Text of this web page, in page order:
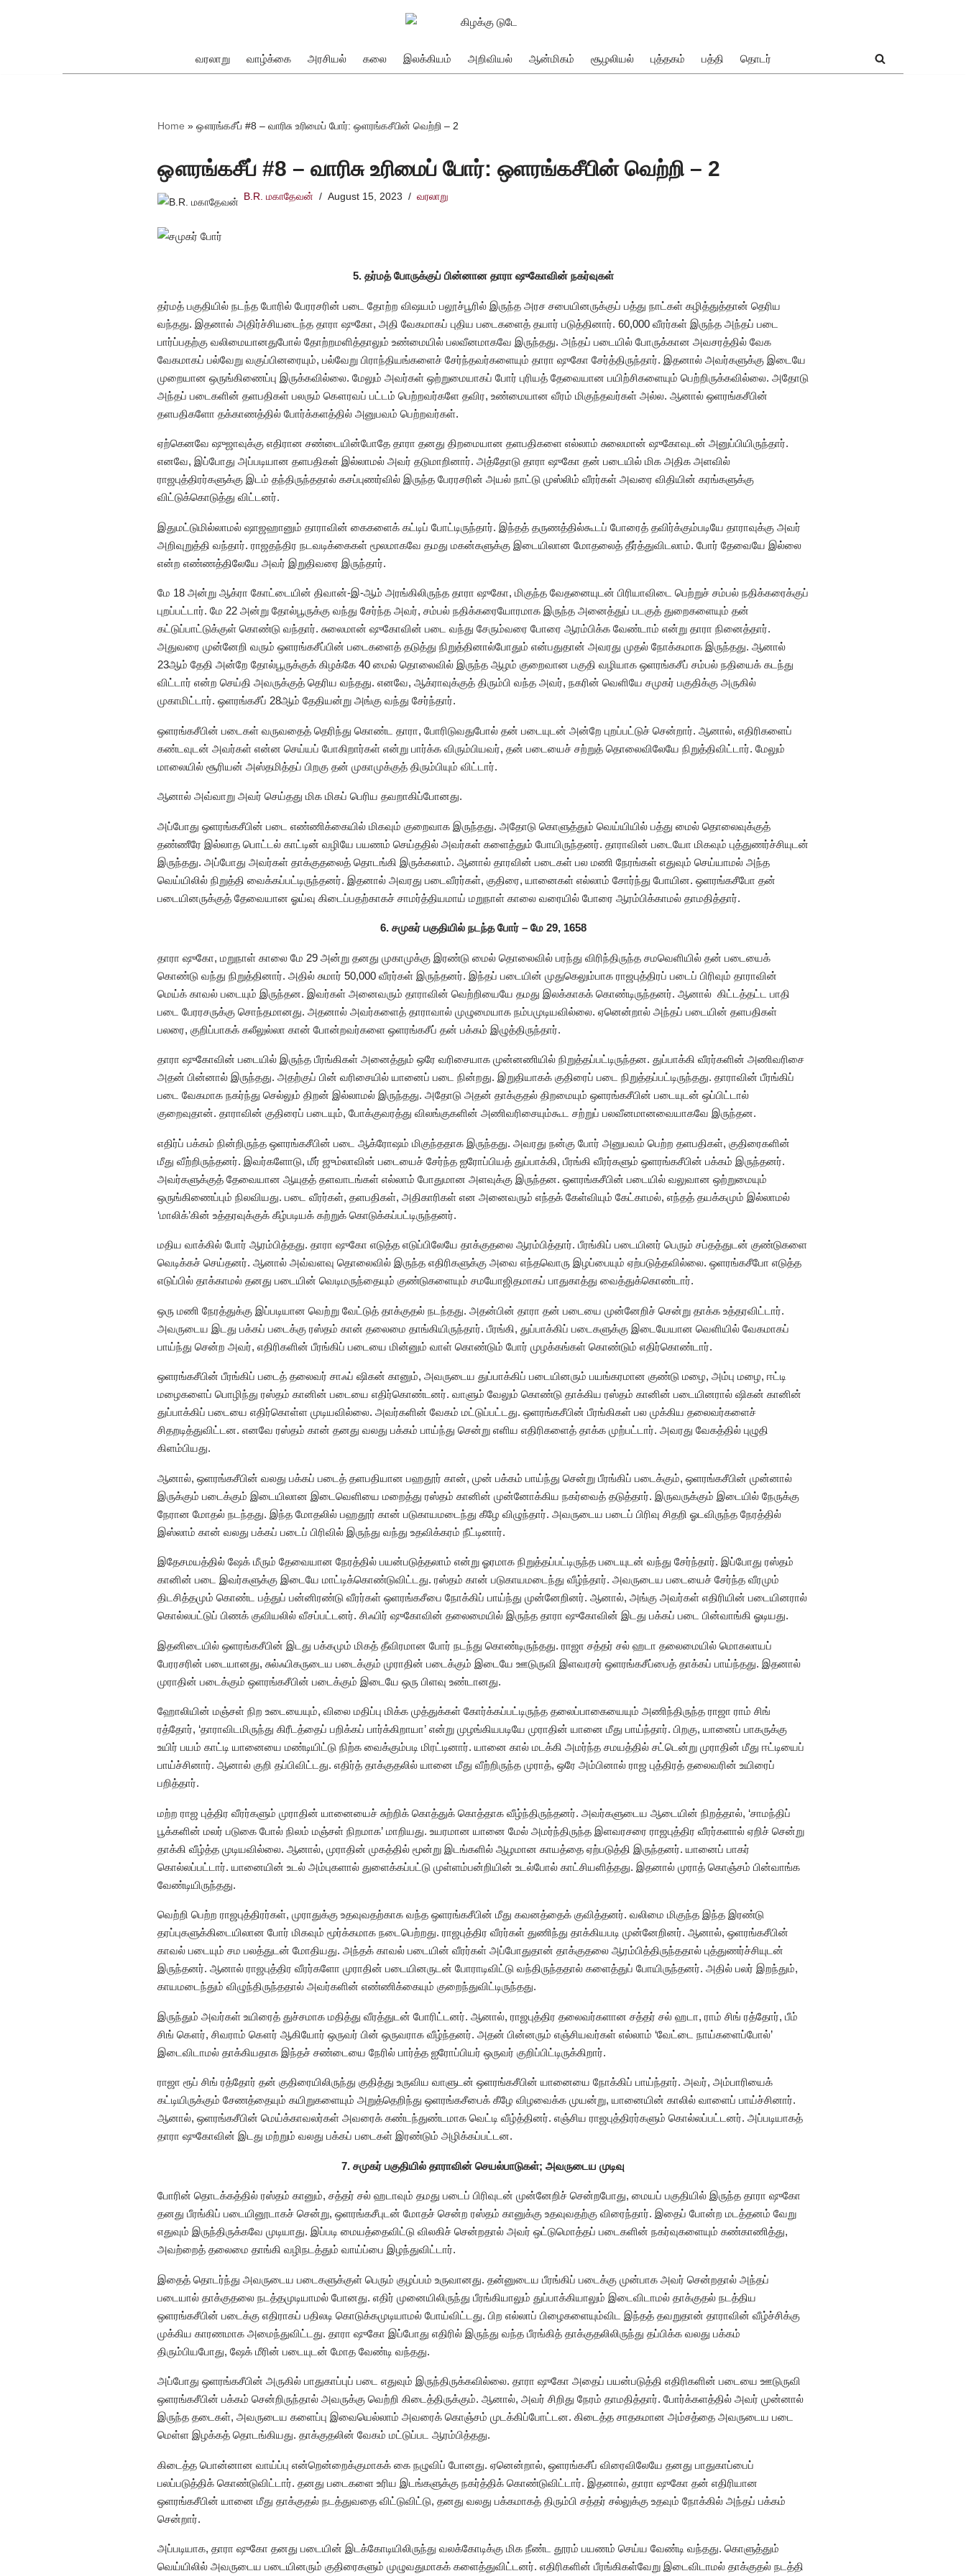
வரலாறு வாழ்க்கை அரசியல் கலை இலக்கியம் அறிவியல் ஆன்மிகம் சூழலியல் புத்தகம் பத்தி தொடர்
Home » ஔரங்கசீப் #8 – வாரிசு உரிமைப் போர்: ஒளரங்கசீபின் வெற்றி – 2
ஔரங்கசீப் #8 – வாரிசு உரிமைப் போர்: ஒளரங்கசீபின் வெற்றி – 2
B.R. மகாதேவன் August 15, 2023 வரலாறு
5. தர்மத் போருக்குப் பின்னான தாரா ஷுகோவின் நகர்வுகள்
தர்மத் பகுதியில் நடந்த போரில் பேரரசரின் படை தோற்ற விஷயம் பலூச்பூரில் இருந்த அரச சபையினருக்குப் பத்து நாட்கள் கழித்துத்தான் தெரிய
வந்தது. இதனால் அதிர்ச்சியடைந்த தாரா ஷுகோ, அதி வேகமாகப் புதிய படைகளைத் தயார் படுத்தினார். 60,000 வீரர்கள் இருந்த அந்தப் படை
பார்ப்பதற்கு வலிமையானதுபோல் தோற்றமளித்தாலும் உண்மையில் பலவீனமாகவே இருந்தது. அந்தப் படையில் போருக்கான அவசரத்தில் வேக
வேகமாகப் பல்வேறு வகுப்பினரையும், பல்வேறு பிராந்தியங்களைச் சேர்ந்தவர்களையும் தாரா ஷுகோ சேர்த்திருந்தார். இதனால் அவர்களுக்கு இடையே
முறையான ஒருங்கிணைப்பு இருக்கவில்லை. மேலும் அவர்கள் ஒற்றுமையாகப் போர் புரியத் தேவையான பயிற்சிகளையும் பெற்றிருக்கவில்லை. அதோடு
அந்தப் படைகளின் தளபதிகள் பலரும் கௌரவப் பட்டம் பெற்றவர்களே தவிர, உண்மையான வீரம் மிகுந்தவர்கள் அல்ல. ஆனால் ஒளரங்கசீபின்
தளபதிகளோ தக்காணத்தில் போர்க்களத்தில் அனுபவம் பெற்றவர்கள்.
ஏற்கெனவே ஷுஜாவுக்கு எதிரான சண்டையின்போதே தாரா தனது திறமையான தளபதிகளை எல்லாம் சுலைமான் ஷுகோவுடன் அனுப்பியிருந்தார்.
எனவே, இப்போது அப்படியான தளபதிகள் இல்லாமல் அவர் தடுமாறினார். அத்தோடு தாரா ஷுகோ தன் படையில் மிக அதிக அளவில்
ராஜபுத்திரர்களுக்கு இடம் தந்திருந்ததால் கசப்புணர்வில் இருந்த பேரரசரின் அயல் நாட்டு முஸ்லிம் வீரர்கள் அவரை விதியின் கரங்களுக்கு
விட்டுக்கொடுத்து விட்டனர்.
இதுமட்டுமில்லாமல் ஷாஜஹானும் தாராவின் கைகளைக் கட்டிப் போட்டிருந்தார். இந்தத் தருணத்தில்கூடப் போரைத் தவிர்க்கும்படியே தாராவுக்கு அவர்
அறிவுறுத்தி வந்தார். ராஜதந்திர நடவடிக்கைகள் மூலமாகவே தமது மகன்களுக்கு இடையிலான மோதலைத் தீர்த்துவிடலாம். போர் தேவையே இல்லை
என்ற எண்ணத்திலேயே அவர் இறுதிவரை இருந்தார்.
மே 18 அன்று ஆக்ரா கோட்டையின் திவான்-இ-ஆம் அரங்கிலிருந்த தாரா ஷுகோ, மிகுந்த வேதனையுடன் பிரியாவிடை பெற்றுச் சம்பல் நதிக்கரைக்குப்
புறப்பட்டார். மே 22 அன்று தோல்பூருக்கு வந்து சேர்ந்த அவர், சம்பல் நதிக்கரையோரமாக இருந்த அனைத்துப் படகுத் துறைகளையும் தன்
கட்டுப்பாட்டுக்குள் கொண்டு வந்தார். சுலைமான் ஷுகோவின் படை வந்து சேரும்வரை போரை ஆரம்பிக்க வேண்டாம் என்று தாரா நினைத்தார்.
அதுவரை முன்னேறி வரும் ஒளரங்கசீப்பின் படைகளைத் தடுத்து நிறுத்தினால்போதும் என்பதுதான் அவரது முதல் நோக்கமாக இருந்தது. ஆனால்
23ஆம் தேதி அன்றே தோல்பூருக்குக் கிழக்கே 40 மைல் தொலைவில் இருந்த ஆழம் குறைவான பகுதி வழியாக ஒளரங்கசீப் சம்பல் நதியைக் கடந்து
விட்டார் என்ற செய்தி அவருக்குத் தெரிய வந்தது. எனவே, ஆக்ராவுக்குத் திரும்பி வந்த அவர், நகரின் வெளியே சமுகர் பகுதிக்கு அருகில்
முகாமிட்டார். ஒளரங்கசீப் 28ஆம் தேதியன்று அங்கு வந்து சேர்ந்தார்.
ஒளரங்கசீபின் படைகள் வருவதைத் தெரிந்து கொண்ட தாரா, போரிடுவதுபோல் தன் படையுடன் அன்றே புறப்பட்டுச் சென்றார். ஆனால், எதிரிகளைப்
கண்டவுடன் அவர்கள் என்ன செய்யப் போகிறார்கள் என்று பார்க்க விரும்பியவர், தன் படையைச் சற்றுத் தொலைவிலேயே நிறுத்திவிட்டார். மேலும்
மாலையில் சூரியன் அஸ்தமித்தப் பிறகு தன் முகாமுக்குத் திரும்பியும் விட்டார்.
ஆனால் அவ்வாறு அவர் செய்தது மிக மிகப் பெரிய தவறாகிப்போனது.
அப்போது ஒளரங்கசீபின் படை எண்ணிக்கையில் மிகவும் குறைவாக இருந்தது. அதோடு கொளுத்தும் வெய்யியில் பத்து மைல் தொலைவுக்குத்
தண்ணீரே இல்லாத பொட்டல் காட்டின் வழியே பயணம் செய்ததில் அவர்கள் களைத்தும் போயிருந்தனர். தாராவின் படையோ மிகவும் புத்துணர்ச்சியுடன்
இருந்தது. அப்போது அவர்கள் தாக்குதலைத் தொடங்கி இருக்கலாம். ஆனால் தாரவின் படைகள் பல மணி நேரங்கள் எதுவும் செய்யாமல் அந்த
வெய்யிலில் நிறுத்தி வைக்கப்பட்டிருந்தனர். இதனால் அவரது படைவீரர்கள், குதிரை, யானைகள் எல்லாம் சோர்ந்து போயின. ஒளரங்கசீபோ தன்
படையினருக்குத் தேவையான ஓய்வு கிடைப்பதற்காகச் சாமர்த்தியமாய் மறுநாள் காலை வரையில் போரை ஆரம்பிக்காமல் தாமதித்தார்.
6. சமுகர் பகுதியில் நடந்த போர் – மே 29, 1658
தாரா ஷுகோ, மறுநாள் காலை மே 29 அன்று தனது முகாமுக்கு இரண்டு மைல் தொலைவில் பரந்து விரிந்திருந்த சமவெளியில் தன் படையைக்
கொண்டு வந்து நிறுத்தினார். அதில் சுமார் 50,000 வீரர்கள் இருந்தனர். இந்தப் படையின் முதுகெலும்பாக ராஜபுத்திரப் படைப் பிரிவும் தாராவின்
மெய்க் காவல் படையும் இருந்தன. இவர்கள் அனைவரும் தாராவின் வெற்றியையே தமது இலக்காகக் கொண்டிருந்தனர். ஆனால் கிட்டத்தட்ட பாதி
படை பேரரசருக்கு சொந்தமானது. அதனால் அவர்களைத் தாராவால் முழுமையாக நம்பமுடியவில்லை. ஏனென்றால் அந்தப் படையின் தளபதிகள்
பலரை, குறிப்பாகக் கலீலுல்லா கான் போன்றவர்களை ஒளரங்கசீப் தன் பக்கம் இழுத்திருந்தார்.
தாரா ஷுகோவின் படையில் இருந்த பீரங்கிகள் அனைத்தும் ஒரே வரிசையாக முன்னணியில் நிறுத்தப்பட்டிருந்தன. துப்பாக்கி வீரர்களின் அணிவரிசை
அதன் பின்னால் இருந்தது. அதற்குப் பின் வரிசையில் யானைப் படை நின்றது. இறுதியாகக் குதிரைப் படை நிறுத்தப்பட்டிருந்தது. தாராவின் பீரங்கிப்
படை வேகமாக நகர்ந்து செல்லும் திறன் இல்லாமல் இருந்தது. அதோடு அதன் தாக்குதல் திறமையும் ஒளரங்கசீபின் படையுடன் ஒப்பிட்டால்
குறைவுதான். தாராவின் குதிரைப் படையும், போக்குவரத்து விலங்குகளின் அணிவரிசையும்கூட சற்றுப் பலவீனமானவையாகவே இருந்தன.
எதிர்ப் பக்கம் நின்றிருந்த ஒளரங்கசீபின் படை ஆக்ரோஷம் மிகுந்ததாக இருந்தது. அவரது நன்கு போர் அனுபவம் பெற்ற தளபதிகள், குதிரைகளின்
மீது வீற்றிருந்தனர். இவர்களோடு, மீர் ஜும்லாவின் படையைச் சேர்ந்த ஐரோப்பியத் துப்பாக்கி, பீரங்கி வீரர்களும் ஒளரங்கசீபின் பக்கம் இருந்தனர்.
அவர்களுக்குத் தேவையான ஆயுதத் தளவாடங்கள் எல்லாம் போதுமான அளவுக்கு இருந்தன. ஒளரங்கசீபின் படையில் வலுவான ஒற்றுமையும்
ஒருங்கிணைப்பும் நிலவியது. படை வீரர்கள், தளபதிகள், அதிகாரிகள் என அனைவரும் எந்தக் கேள்வியும் கேட்காமல், எந்தத் தயக்கமும் இல்லாமல்
‘மாலிக்’கின் உத்தரவுக்குக் கீழ்படியக் கற்றுக் கொடுக்கப்பட்டிருந்தனர்.
மதிய வாக்கில் போர் ஆரம்பித்தது. தாரா ஷுகோ எடுத்த எடுப்பிலேயே தாக்குதலை ஆரம்பித்தார். பீரங்கிப் படையினர் பெரும் சப்தத்துடன் குண்டுகளை
வெடிக்கச் செய்தனர். ஆனால் அவ்வளவு தொலைவில் இருந்த எதிரிகளுக்கு அவை எந்தவொரு இழப்பையும் ஏற்படுத்தவில்லை. ஒளரங்கசீபோ எடுத்த
எடுப்பில் தாக்காமல் தனது படையின் வெடிமருந்தையும் குண்டுகளையும் சமயோஜிதமாகப் பாதுகாத்து வைத்துக்கொண்டார்.
ஒரு மணி நேரத்துக்கு இப்படியான வெற்று வேட்டுத் தாக்குதல் நடந்தது. அதன்பின் தாரா தன் படையை முன்னேறிச் சென்று தாக்க உத்தரவிட்டார்.
அவருடைய இடது பக்கப் படைக்கு ரஸ்தம் கான் தலைமை தாங்கியிருந்தார். பீரங்கி, துப்பாக்கிப் படைகளுக்கு இடையேயான வெளியில் வேகமாகப்
பாய்ந்து சென்ற அவர், எதிரிகளின் பீரங்கிப் படையை மின்னும் வாள் கொண்டும் போர் முழக்கங்கள் கொண்டும் எதிர்கொண்டார்.
ஒளரங்கசீபின் பீரங்கிப் படைத் தலைவர் சாஃப் ஷிகன் கானும், அவருடைய துப்பாக்கிப் படையினரும் பயங்கரமான குண்டு மழை, அம்பு மழை, ஈட்டி
மழைகளைப் பொழிந்து ரஸ்தம் கானின் படையை எதிர்கொண்டனர். வாளும் வேலும் கொண்டு தாக்கிய ரஸ்தம் கானின் படையினரால் ஷிகன் கானின்
துப்பாக்கிப் படையை எதிர்கொள்ள முடியவில்லை. அவர்களின் வேகம் மட்டுப்பட்டது. ஒளரங்கசீபின் பீரங்கிகள் பல முக்கிய தலைவர்களைச்
சிதறடித்துவிட்டன. எனவே ரஸ்தம் கான் தனது வலது பக்கம் பாய்ந்து சென்று எளிய எதிரிகளைத் தாக்க முற்பட்டார். அவரது வேகத்தில் புழுதி
கிளம்பியது.
ஆனால், ஒளரங்கசீபின் வலது பக்கப் படைத் தளபதியான பஹதூர் கான், முன் பக்கம் பாய்ந்து சென்று பீரங்கிப் படைக்கும், ஒளரங்கசீபின் முன்னால்
இருக்கும் படைக்கும் இடையிலான இடைவெளியை மறைத்து ரஸ்தம் கானின் முன்னோக்கிய நகர்வைத் தடுத்தார். இருவருக்கும் இடையில் நேருக்கு
நேரான மோதல் நடந்தது. இந்த மோதலில் பஹதூர் கான் படுகாயமடைந்து கீழே விழுந்தார். அவருடைய படைப் பிரிவு சிதறி ஓடவிருந்த நேரத்தில்
இஸ்லாம் கான் வலது பக்கப் படைப் பிரிவில் இருந்து வந்து உதவிக்கரம் நீட்டினார்.
இதேசமயத்தில் ஷேக் மீரும் தேவையான நேரத்தில் பயன்படுத்தலாம் என்று ஓரமாக நிறுத்தப்பட்டிருந்த படையுடன் வந்து சேர்ந்தார். இப்போது ரஸ்தம்
கானின் படை இவர்களுக்கு இடையே மாட்டிக்கொண்டுவிட்டது. ரஸ்தம் கான் படுகாயமடைந்து வீழ்ந்தார். அவருடைய படையைச் சேர்ந்த வீரமும்
திடசித்தமும் கொண்ட பத்துப் பன்னிரண்டு வீரர்கள் ஒளரங்கசீபை நோக்கிப் பாய்ந்து முன்னேறினர். ஆனால், அங்கு அவர்கள் எதிரியின் படையினரால்
கொல்லபட்டுப் பிணக் குவியலில் வீசப்பட்டனர். சிஃபிர் ஷுகோவின் தலைமையில் இருந்த தாரா ஷுகோவின் இடது பக்கப் படை பின்வாங்கி ஓடியது.
இதனிடையில் ஒளரங்கசீபின் இடது பக்கமும் மிகத் தீவிரமான போர் நடந்து கொண்டிருந்தது. ராஜா சத்தர் சல் ஹடா தலைமையில் மொகலாயப்
பேரரசரின் படையானது, சுல்ஃபிகருடைய படைக்கும் முராதின் படைக்கும் இடையே ஊடுருவி இளவரசர் ஒளரங்கசீப்பைத் தாக்கப் பாய்ந்தது. இதனால்
முராதின் படைக்கும் ஒளரங்கசீபின் படைக்கும் இடையே ஒரு பிளவு உண்டானது.
ஹோலியின் மஞ்சள் நிற உடையையும், விலை மதிப்பு மிக்க முத்துக்கள் கோர்க்கப்பட்டிருந்த தலைப்பாகையையும் அணிந்திருந்த ராஜா ராம் சிங்
ரத்தோர், ‘தாராவிடமிருந்து கிரீடத்தைப் பறிக்கப் பார்க்கிறாயா’ என்று முழங்கியபடியே முராதின் யானை மீது பாய்ந்தார். பிறகு, யானைப் பாகருக்கு
உயிர் பயம் காட்டி யானையை மண்டியிட்டு நிற்க வைக்கும்படி மிரட்டினார். யானை கால் மடக்கி அமர்ந்த சமயத்தில் சட்டென்று முராதின் மீது ஈட்டியைப்
பாய்ச்சினார். ஆனால் குறி தப்பிவிட்டது. எதிர்த் தாக்குதலில் யானை மீது வீற்றிருந்த முராத், ஒரே அம்பினால் ராஜ புத்திரத் தலைவரின் உயிரைப்
பறித்தார்.
மற்ற ராஜ புத்திர வீரர்களும் முராதின் யானையைச் சுற்றிக் கொத்துக் கொத்தாக வீழ்ந்திருந்தனர். அவர்களுடைய ஆடையின் நிறத்தால், ‘சாமந்திப்
பூக்களின் மலர் படுகை போல் நிலம் மஞ்சள் நிறமாக’ மாறியது. உயரமான யானை மேல் அமர்ந்திருந்த இளவரசரை ராஜபுத்திர வீரர்களால் ஏறிச் சென்று
தாக்கி வீழ்த்த முடியவில்லை. ஆனால், முராதின் முகத்தில் மூன்று இடங்களில் ஆழமான காயத்தை ஏற்படுத்தி இருந்தனர். யானைப் பாகர்
கொல்லப்பட்டார். யானையின் உடல் அம்புகளால் துளைக்கப்பட்டு முள்ளம்பன்றியின் உடல்போல் காட்சியளித்தது. இதனால் முராத் கொஞ்சம் பின்வாங்க
வேண்டியிருந்தது.
வெற்றி பெற்ற ராஜபுத்திரர்கள், முராதுக்கு உதவுவதற்காக வந்த ஒளரங்கசீபின் மீது கவனத்தைக் குவித்தனர். வலிமை மிகுந்த இந்த இரண்டு
தரப்புகளுக்கிடையிலான போர் மிகவும் மூர்க்கமாக நடைபெற்றது. ராஜபுத்திர வீரர்கள் துணிந்து தாக்கியபடி முன்னேறினர். ஆனால், ஒளரங்கசீபின்
காவல் படையும் சம பலத்துடன் மோதியது. அந்தக் காவல் படையின் வீரர்கள் அப்போதுதான் தாக்குதலை ஆரம்பித்திருந்ததால் புத்துணர்ச்சியுடன்
இருந்தனர். ஆனால் ராஜபுத்திர வீரர்களோ முராதின் படையினருடன் போராடிவிட்டு வந்திருந்ததால் களைத்துப் போயிருந்தனர். அதில் பலர் இறந்தும்,
காயமடைந்தும் விழுந்திருந்ததால் அவர்களின் எண்ணிக்கையும் குறைந்துவிட்டிருந்தது.
இருந்தும் அவர்கள் உயிரைத் துச்சமாக மதித்து வீரத்துடன் போரிட்டனர். ஆனால், ராஜபுத்திர தலைவர்களான சத்தர் சல் ஹடா, ராம் சிங் ரத்தோர், பீம்
சிங் கௌர், சிவராம் கௌர் ஆகியோர் ஒருவர் பின் ஒருவராக வீழ்ந்தனர். அதன் பின்னரும் எஞ்சியவர்கள் எல்லாம் ‘வேட்டை நாய்களைப்போல்’
இடைவிடாமல் தாக்கியதாக இந்தச் சண்டையை நேரில் பார்த்த ஐரோப்பியர் ஒருவர் குறிப்பிட்டிருக்கிறார்.
ராஜா ரூப் சிங் ரத்தோர் தன் குதிரையிலிருந்து குதித்து உருவிய வாளுடன் ஒளரங்கசீபின் யானையை நோக்கிப் பாய்ந்தார். அவர், அம்பாரியைக்
கட்டியிருக்கும் சேணத்தையும் கயிறுகளையும் அறுத்தெறிந்து ஒளரங்கசீபைக் கீழே விழவைக்க முயன்று, யானையின் காலில் வாளைப் பாய்ச்சினார்.
ஆனால், ஒளரங்கசீபின் மெய்க்காவலர்கள் அவரைக் கண்டந்துண்டமாக வெட்டி வீழ்த்தினர். எஞ்சிய ராஜபுத்திரர்களும் கொல்லப்பட்டனர். அப்படியாகத்
தாரா ஷுகோவின் இடது மற்றும் வலது பக்கப் படைகள் இரண்டும் அழிக்கப்பட்டன.
7. சமுகர் பகுதியில் தாராவின் செயல்பாடுகள்; அவருடைய முடிவு
போரின் தொடக்கத்தில் ரஸ்தம் கானும், சத்தர் சல் ஹடாவும் தமது படைப் பிரிவுடன் முன்னேறிச் சென்றபோது, மையப் பகுதியில் இருந்த தாரா ஷுகோ
தனது பீரங்கிப் படையினூடாகச் சென்று, ஒளரங்கசீபுடன் மோதச் சென்ற ரஸ்தம் கானுக்கு உதவுவதற்கு விரைந்தார். இதைப் போன்ற மடத்தனம் வேறு
எதுவும் இருந்திருக்கவே முடியாது. இப்படி மையத்தைவிட்டு விலகிச் சென்றதால் அவர் ஒட்டுமொத்தப் படைகளின் நகர்வுகளையும் கண்காணித்து,
அவற்றைத் தலைமை தாங்கி வழிநடத்தும் வாய்ப்பை இழந்துவிட்டார்.
இதைத் தொடர்ந்து அவருடைய படைகளுக்குள் பெரும் குழப்பம் உருவானது. தன்னுடைய பீரங்கிப் படைக்கு முன்பாக அவர் சென்றதால் அந்தப்
படையால் தாக்குதலை நடத்தமுடியாமல் போனது. எதிர் முனையிலிருந்து பீரங்கியாலும் துப்பாக்கியாலும் இடைவிடாமல் தாக்குதல் நடத்திய
ஒளரங்கசீபின் படைக்கு எதிராகப் பதிலடி கொடுக்கமுடியாமல் போய்விட்டது. பிற எல்லாப் பிழைகளையும்விட இந்தத் தவறுதான் தாராவின் வீழ்ச்சிக்கு
முக்கிய காரணமாக அமைந்துவிட்டது. தாரா ஷுகோ இப்போது எதிரில் இருந்து வந்த பீரங்கித் தாக்குதலிலிருந்து தப்பிக்க வலது பக்கம்
திரும்பியபோது, ஷேக் மீரின் படையுடன் மோத வேண்டி வந்தது.
அப்போது ஒளரங்கசீபின் அருகில் பாதுகாப்புப் படை எதுவும் இருந்திருக்கவில்லை. தாரா ஷுகோ அதைப் பயன்படுத்தி எதிரிகளின் படையை ஊடுருவி
ஒளரங்கசீபின் பக்கம் சென்றிருந்தால் அவருக்கு வெற்றி கிடைத்திருக்கும். ஆனால், அவர் சிறிது நேரம் தாமதித்தார். போர்க்களத்தில் அவர் முன்னால்
இருந்த தடைகள், அவருடைய களைப்பு இவையெல்லாம் அவரைக் கொஞ்சம் முடக்கிப்போட்டன. கிடைத்த சாதகமான அம்சத்தை அவருடைய படை
மெள்ள இழக்கத் தொடங்கியது. தாக்குதலின் வேகம் மட்டுப்பட ஆரம்பித்தது.
கிடைத்த பொன்னான வாய்ப்பு என்றென்றைக்குமாகக் கை நழுவிப் போனது. ஏனென்றால், ஒளரங்கசீப் விரைவிலேயே தனது பாதுகாப்பைப்
பலப்படுத்திக் கொண்டுவிட்டார். தனது படைகளை உரிய இடங்களுக்கு நகர்த்திக் கொண்டுவிட்டார். இதனால், தாரா ஷுகோ தன் எதிரியான
ஒளரங்கசீபின் யானை மீது தாக்குதல் நடத்துவதை விட்டுவிட்டு, தனது வலது பக்கமாகத் திரும்பி சத்தர் சல்லுக்கு உதவும் நோக்கில் அந்தப் பக்கம்
சென்றார்.
அப்படியாக, தாரா ஷுகோ தனது படையின் இடக்கோடியிலிருந்து வலக்கோடிக்கு மிக நீண்ட தூரம் பயணம் செய்ய வேண்டி வந்தது. கொளுத்தும்
வெய்யிலில் அவருடைய படையினரும் குதிரைகளும் முழுவதுமாகக் களைத்துவிட்டனர். எதிரிகளின் பீரங்கிகள்வேறு இடைவிடாமல் தாக்குதல் நடத்தி